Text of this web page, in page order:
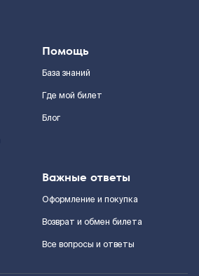
Помощь
База знаний
Где мой билет
Блог
Важные ответы
Оформление и покупка
Возврат и обмен билета
Все вопросы и ответы